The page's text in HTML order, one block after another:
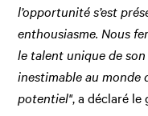
l’opportunité s’est
enthousiasme. Nous
le talent unique de
inestimable au monde
potentiel", a déclaré le